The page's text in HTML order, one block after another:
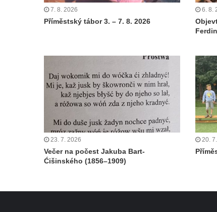
7. 8. 2026
Příměstský tábor 3. – 7. 8. 2026
6. 8.
23. 7. 2026
Večer na počest Jakuba Bart-
Ćišinského (1856–1909)
20.